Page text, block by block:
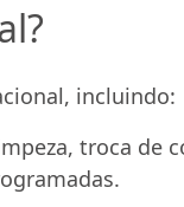
incluindo:
troca de